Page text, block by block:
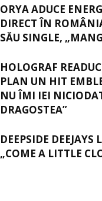
ORYA ADUCE
DIRECT ÎN
SĂU SINGLE,
HOLOGRAF
PLAN UN HIT
NU ÎMI IEI
DRAGOSTEA”
DEEPSIDE DEEJAYS
„COME A LITTLE